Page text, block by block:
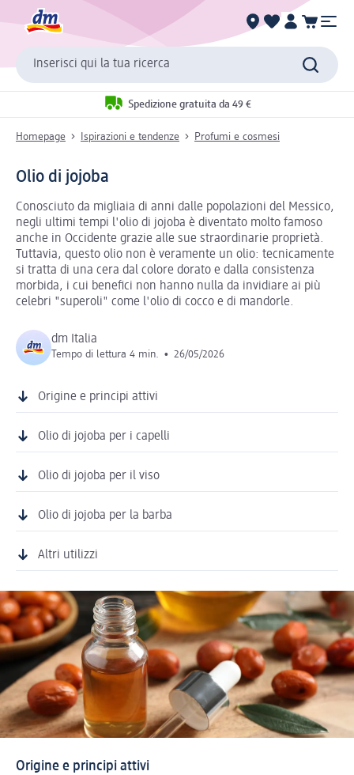
Inserisci qui la tua ricerca
Spedizione gratuita da 49 €
Homepage Ispirazioni e tendenze Profumi e cosmesi
Olio di jojoba
Conosciuto da migliaia di anni dalle popolazioni del Messico,
negli ultimi tempi l'olio di jojoba è diventato molto famoso
anche in Occidente grazie alle sue straordinarie proprietà.
Tuttavia, questo olio non è veramente un olio: tecnicamente
si tratta di una cera dal colore dorato e dalla consistenza
morbida, i cui benefici non hanno nulla da invidiare ai più
celebri "superoli" come l'olio di cocco e di mandorle.
dm Italia
Tempo di lettura 4 min. • 26/05/2026
Origine e principi attivi
Olio di jojoba per i capelli
Olio di jojoba per il viso
Olio di jojoba per la barba
Altri utilizzi
Origine e principi attivi